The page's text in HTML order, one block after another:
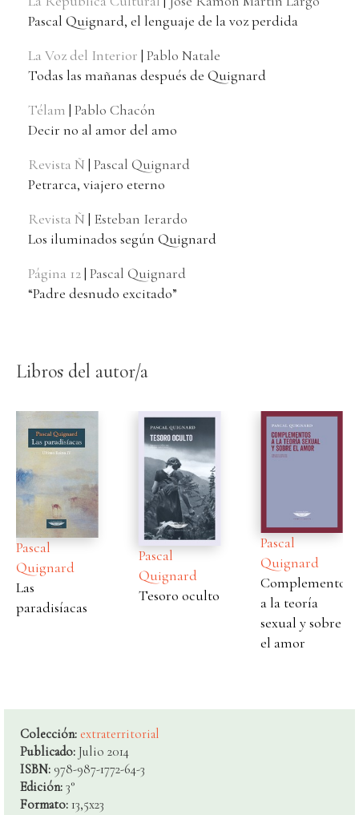
Pascal Quignard, el lenguaje de la voz perdida
La Voz del Interior | Pablo Natale
Todas las mañanas después de Quignard
Télam | Pablo Chacón
Decir no al amor del amo
Revista Ñ | Pascal Quignard
Petrarca, viajero eterno
Revista Ñ | Esteban Ierardo
Los iluminados según Quignard
Página 12| Pascal Quignard
“Padre desnudo excitado”
Libros del autor/a
Pascal
Quignard
Las
paradisíacas
Pascal
Quignard
Tesoro oculto
Pascal
Quignard
Complementos
a la teoría
sexual y sobre
el amor
Colección: extraterritorial
Publicado: Julio 2014
ISBN: 978-987-1772-64-3
Edición: 3°
Formato: 13,5x23